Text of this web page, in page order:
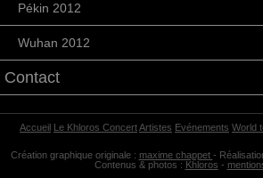
Pékin 2012
Wuhan 2012
Contact
Accueil Le Khloros ConcertArtistes Evénements World
Création graphique originale : maxime chappet -
Contenus & photos : Khloros -